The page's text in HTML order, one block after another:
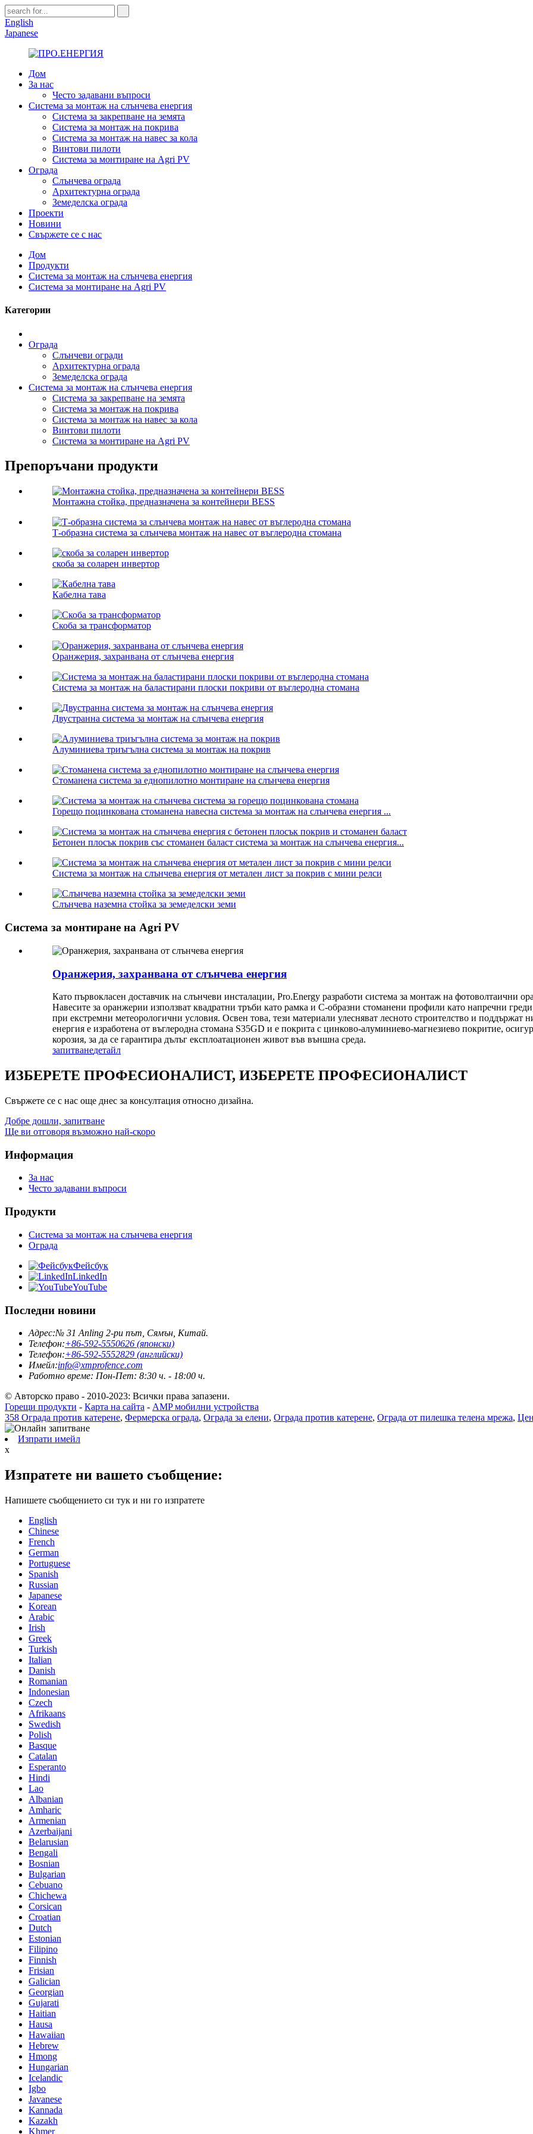
English
Japanese
Дом
За нас
Често задавани въпроси
Система за монтаж на слънчева енергия
Система за закрепване на земята
Система за монтаж на покрива
Система за монтаж на навес за кола
Винтови пилоти
Система за монтиране на Agri PV
Ограда
Слънчева ограда
Архитектурна ограда
Земеделска ограда
Проекти
Новини
Свържете се с нас
Дом
Продукти
Система за монтаж на слънчева енергия
Система за монтиране на Agri PV
Категории
Ограда
Слънчеви огради
Архитектурна ограда
Земеделска ограда
Система за монтаж на слънчева енергия
Система за закрепване на земята
Система за монтаж на покрива
Система за монтаж на навес за кола
Винтови пилоти
Система за монтиране на Agri PV
Препоръчани продукти
Монтажна стойка, предназначена за контейнери BESS
Т-образна система за слънчева монтаж на навес от въглеродна стомана
скоба за соларен инвертор
Кабелна тава
Скоба за трансформатор
Оранжерия, захранвана от слънчева енергия
Система за монтаж на баластирани плоски покриви от въглеродна стомана
Двустранна система за монтаж на слънчева енергия
Алуминиева триъгълна система за монтаж на покрив
Стоманена система за еднопилотно монтиране на слънчева енергия
Горещо поцинкована стоманена навесна система за монтаж на слънчева енергия ...
Бетонен плосък покрив със стоманен баласт система за монтаж на слънчева енергия...
Система за монтаж на слънчева енергия от метален лист за покрив с мини релси
Слънчева наземна стойка за земеделски земи
Система за монтиране на Agri PV
Оранжерия, захранвана от слънчева енергия
Като първокласен доставчик на слънчеви инсталации, Pro.Energy разработи система за монтаж на фотоволтаични
Навесите за оранжерии използват квадратни тръби като рамка и C-образни стоманени профили като напречни
при екстремни метеорологични условия. Освен това, тези материали улесняват лесното строителство и поддържат
енергия е изработена от въглеродна стомана S35GD и е покрита с цинково-алуминиево-магнезиево покритие,
корозия, за да се гарантира дълъг експлоатационен живот във външна среда.
запитванедетайл
ИЗБЕРЕТЕ ПРОФЕСИОНАЛИСТ, ИЗБЕРЕТЕ ПРОФЕСИОНАЛИСТ
Свържете се с нас още днес за консултация относно дизайна.
Добре дошли, запитване
Ще ви отговоря възможно най-скоро
Информация
За нас
Често задавани въпроси
Продукти
Система за монтаж на слънчева енергия
Ограда
Фейсбук
LinkedIn
YouTube
Последни новини
Адрес:№ 31 Anling 2-ри път, Сямън, Китай.
Телефон:+86-592-5550626 (японски)
Телефон:+86-592-5552829 (английски)
Имейл:info@xmprofence.com
Работно време: Пон-Пет: 8:30 ч. - 18:00 ч.
© Авторско право - 2010-2023: Всички права запазени.
Горещи продукти - Карта на сайта - AMP мобилни устройства
358 Ограда против катерене, Фермерска ограда, Ограда за елени, Ограда против катерене, Ограда от пилешка телена мрежа,
Изпрати имейл
x
Изпратете ни вашето съобщение:
Напишете съобщението си тук и ни го изпратете
English
Chinese
French
German
Portuguese
Spanish
Russian
Japanese
Korean
Arabic
Irish
Greek
Turkish
Italian
Danish
Romanian
Indonesian
Czech
Afrikaans
Swedish
Polish
Basque
Catalan
Esperanto
Hindi
Lao
Albanian
Amharic
Armenian
Azerbaijani
Belarusian
Bengali
Bosnian
Bulgarian
Cebuano
Chichewa
Corsican
Croatian
Dutch
Estonian
Filipino
Finnish
Frisian
Galician
Georgian
Gujarati
Haitian
Hausa
Hawaiian
Hebrew
Hmong
Hungarian
Icelandic
Igbo
Javanese
Kannada
Kazakh
Khmer